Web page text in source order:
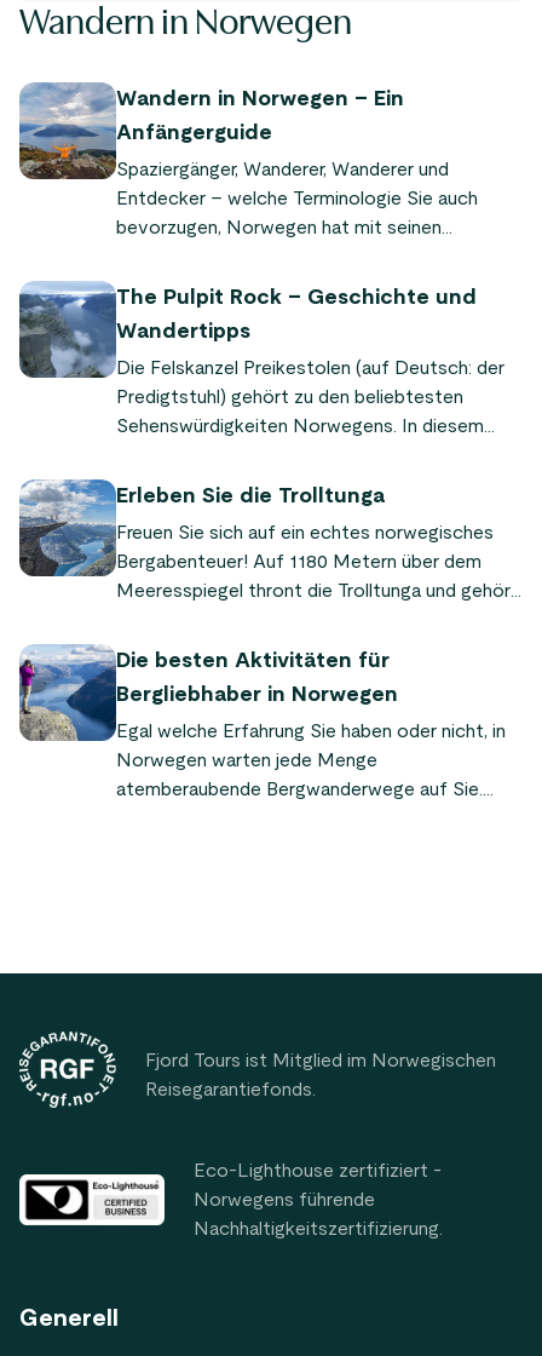
Wandern in Norwegen
Wandern in Norwegen – Ein
Anfängerguide
Spaziergänger, Wanderer, Wanderer und
Entdecker – welche Terminologie Sie auch
bevorzugen, Norwegen hat mit seinen
zerklüfteten Küsten für jeden etwas zu bieten.
The Pulpit Rock – Geschichte und
Wandertipps
Die Felskanzel Preikestolen (auf Deutsch: der
Predigtstuhl) gehört zu den beliebtesten
Sehenswürdigkeiten Norwegens. In diesem
Geschichte dieser legendären Felsformation
fern in ihren Bann zieht.
Erleben Sie die Trolltunga
Freuen Sie sich auf ein echtes norwegisches
Bergabenteuer! Auf 1180 Metern über dem
Meeresspiegel thront die Trolltunga und gehört
Norwegens. Eine Wanderung hinauf ist ein
Erlebnis.
Die besten Aktivitäten für
Bergliebhaber in Norwegen
Egal welche Erfahrung Sie haben oder nicht, in
Norwegen warten jede Menge
atemberaubende Bergwanderwege auf Sie.
Fjord Tours ist Mitglied im Norwegischen
Reisegarantiefonds.
Eco-Lighthouse zertifiziert -
Norwegens führende
Nachhaltigkeitszertifizierung.
Generell